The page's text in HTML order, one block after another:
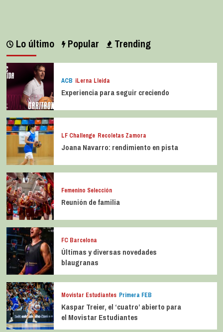
Lo último Popular Trending
ACB iLerna Lleida
Experiencia para seguir creciendo
LF Challenge Recoletas Zamora
Joana Navarro: rendimiento en pista
Femenino Selección
Reunión de familia
FC Barcelona
Últimas y diversas novedades
blaugranas
Movistar Estudiantes Primera FEB
Kaspar Treier, el ‘cuatro’ abierto para
el Movistar Estudiantes